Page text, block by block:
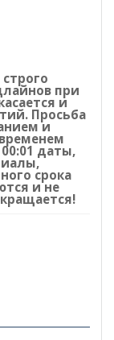
при
и
Просьба
и
даты,
срока
и не